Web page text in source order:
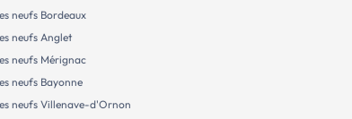
neufs Bordeaux
neufs Anglet
neufs Mérignac
neufs Bayonne
neufs Villenave-d'Ornon